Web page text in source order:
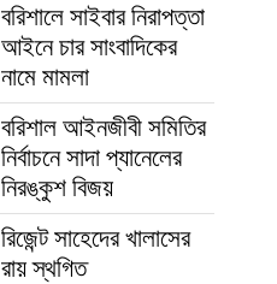
বরিশালে সাইবার নিরাপত্তা
আইনে চার সাংবাদিকের
নামে মামলা
বরিশাল আইনজীবী সমিতির
নির্বাচনে সাদা প্যানেলের
নিরঙ্কুশ বিজয়
রিজেন্ট সাহেদের খালাসের
রায় স্থগিত